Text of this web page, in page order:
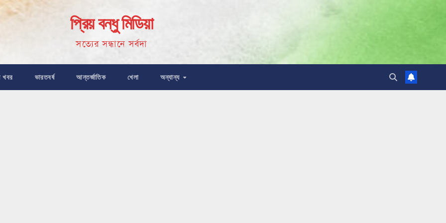
প্রিয় বন্ধু মিডিয়া
সত্যের সন্ধানে সর্বদা
খবর ভারতবর্ষ আন্তর্জাতিক খেলা অন্যান্য